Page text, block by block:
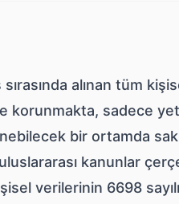
alınan tüm
korunmakta, sadece
bir ortamda
kanunlar
verilerinin 6698